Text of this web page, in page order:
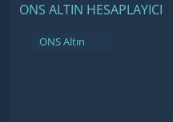
ONS ALTIN HESAPLAYICI
ONS Altın